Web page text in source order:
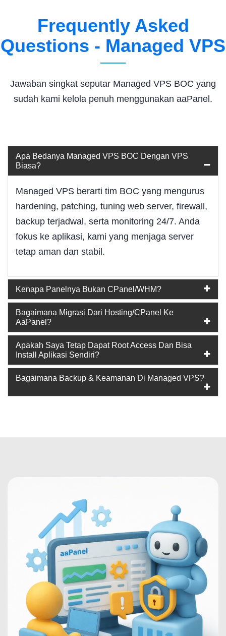
Frequently Asked
Questions - Managed VPS
Jawaban singkat seputar Managed VPS BOC yang
sudah kami kelola penuh menggunakan aaPanel.
Apa Bedanya Managed VPS BOC Dengan VPS
Biasa?
Managed VPS berarti tim BOC yang mengurus
hardening, patching, tuning web server, firewall,
backup terjadwal, serta monitoring 24/7. Anda
fokus ke aplikasi, kami yang menjaga server
tetap aman dan stabil.
Kenapa Panelnya Bukan CPanel/WHM?
Bagaimana Migrasi Dari Hosting/cPanel Ke
AaPanel?
Apakah Saya Tetap Dapat Root Access Dan Bisa
Install Aplikasi Sendiri?
Bagaimana Backup & Keamanan Di Managed VPS?